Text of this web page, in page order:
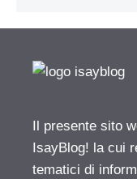
Il presente sito
IsayBlog! la cui
tematici di